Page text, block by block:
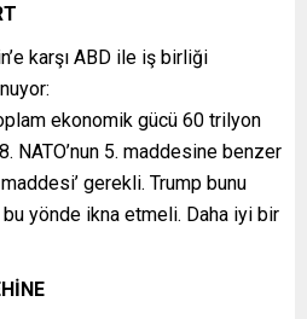
karşı ABD ile iş birliği
ekonomik gücü 60 trilyon
NATO’nun 5. maddesine benzer
gerekli. Trump bunu
yönde ikna etmeli. Daha iyi bir